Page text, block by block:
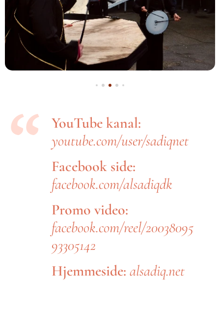
YouTube kanal:
youtube.com/user/sadiqnet
Facebook side:
facebook.com/alsadiqdk
Promo video:
facebook.com/reel/20038095
93305142
Hjemmeside: alsadiq.net